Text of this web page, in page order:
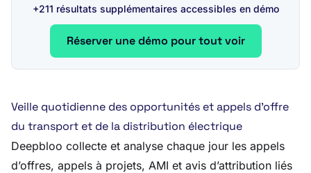
+211 résultats supplémentaires accessibles en démo
Réserver une démo pour tout voir
Veille quotidienne des opportunités et appels d’offre
du transport et de la distribution électrique
Deepbloo collecte et analyse chaque jour les appels
d’offres, appels à projets, AMI et avis d’attribution liés